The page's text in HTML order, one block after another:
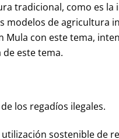
tradicional, como es
modelos de agricultura
Mula con este tema,
este tema.
los regadíos ilegales.
sostenible de